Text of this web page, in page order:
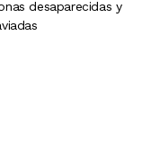
desaparecidas y